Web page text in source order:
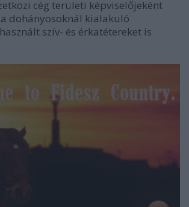
cég területi képviselőjeként
dohányosoknál kialakuló
szív- és érkatétereket is